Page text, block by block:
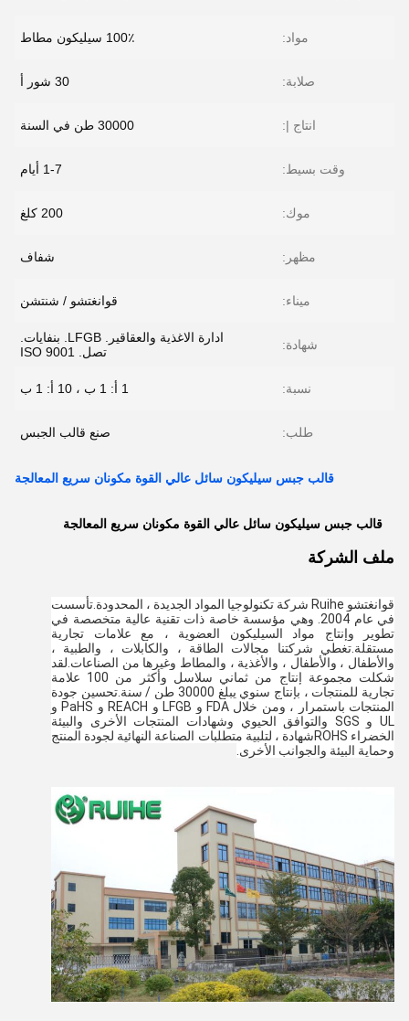
مواد: 100٪ سيليكون مطاط
صلابة: 30 شور أ
انتاج |: 30000 طن في السنة
وقت بسيط: 1-7 أيام
موك: 200 كلغ
مظهر: شفاف
ميناء: قوانغتشو / شنتشن
شهادة:
ادارة الاغذية والعقاقير. LFGB. بنفايات.
تصل. ISO 9001
نسبة: 1 أ: 1 ب ، 10 أ: 1 ب
طلب: صنع قالب الجبس
قالب جبس سيليكون سائل عالي القوة مكونان سريع المعالجة
قالب جبس سيليكون سائل عالي القوة مكونان سريع المعالجة
ملف الشركة
الخضراء ROHS
وحماية البيئة والجوانب الأخرى.